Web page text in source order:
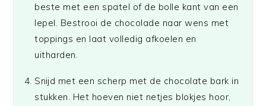
beste met een spatel of de bolle kant van een
lepel. Bestrooi de chocolade naar wens met
toppings en laat volledig afkoelen en
uitharden.
Snijd met een scherp met de chocolate bark in
stukken. Het hoeven niet netjes blokjes hoor,